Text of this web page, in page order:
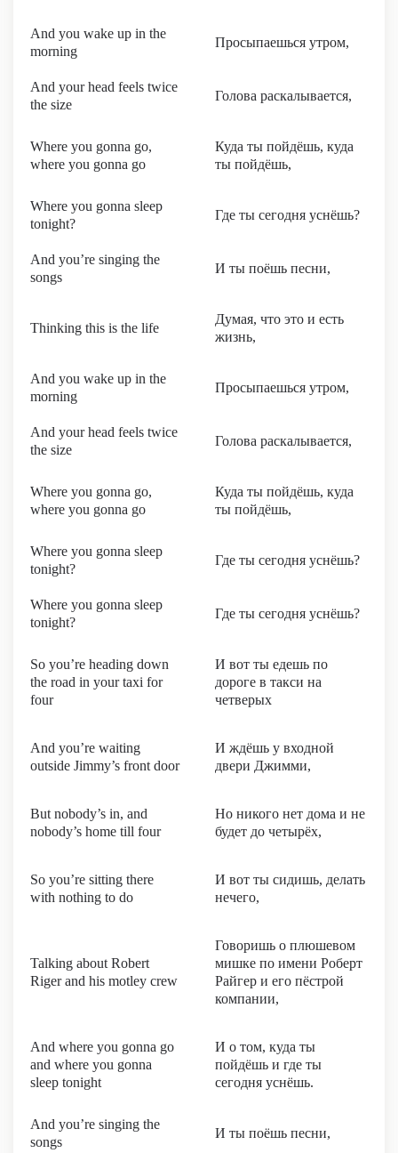
And you wake up in the
morning
Просыпаешься утром,
And your head feels twice
the size
Голова раскалывается,
Where you gonna go,
where you gonna go
Куда ты пойдёшь, куда
ты пойдёшь,
Where you gonna sleep
tonight?
Где ты сегодня уснёшь?
And you’re singing the
songs
И ты поёшь песни,
Thinking this is the life
Думая, что это и есть
жизнь,
And you wake up in the
morning
Просыпаешься утром,
And your head feels twice
the size
Голова раскалывается,
Where you gonna go,
where you gonna go
Куда ты пойдёшь, куда
ты пойдёшь,
Where you gonna sleep
tonight?
Где ты сегодня уснёшь?
Where you gonna sleep
tonight?
Где ты сегодня уснёшь?
So you’re heading down
the road in your taxi for
four
И вот ты едешь по
дороге в такси на
четверых
And you’re waiting
outside Jimmy’s front door
И ждёшь у входной
двери Джимми,
But nobody’s in, and
nobody’s home till four
Но никого нет дома и не
будет до четырёх,
So you’re sitting there
with nothing to do
И вот ты сидишь, делать
нечего,
Talking about Robert
Riger and his motley crew
Говоришь о плюшевом
мишке по имени Роберт
Райгер и его пёстрой
компании,
And where you gonna go
and where you gonna
sleep tonight
И о том, куда ты
пойдёшь и где ты
сегодня уснёшь.
And you’re singing the
songs
И ты поёшь песни,